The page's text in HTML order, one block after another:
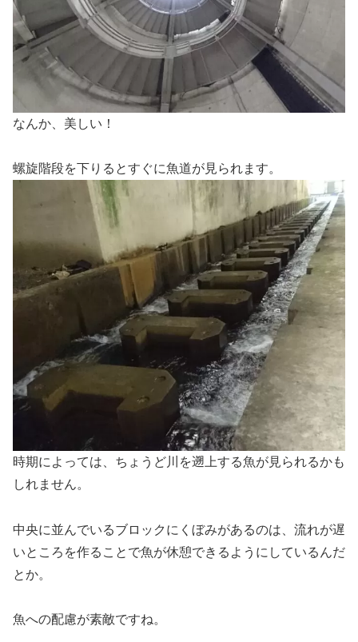
なんか、美しい！
螺旋階段を下りるとすぐに魚道が見られます。
時期によっては、ちょうど川を遡上する魚が見られるかも
しれません。
中央に並んでいるブロックにくぼみがあるのは、流れが遅
いところを作ることで魚が休憩できるようにしているんだ
とか。
魚への配慮が素敵ですね。